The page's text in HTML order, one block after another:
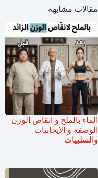
مقالات مشابهة
الماء بالملح و انقاص الوزن
الوصفة و الايجابيات
والسلبيات